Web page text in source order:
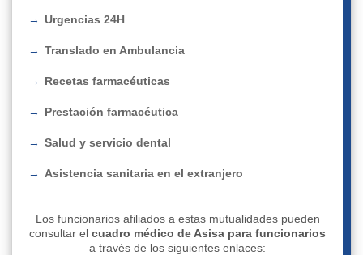
Urgencias 24H
Translado en Ambulancia
Recetas farmacéuticas
Prestación farmacéutica
Salud y servicio dental
Asistencia sanitaria en el extranjero
Los funcionarios afiliados a estas mutualidades pueden
consultar el cuadro médico de Asisa para funcionarios
a través de los siguientes enlaces: